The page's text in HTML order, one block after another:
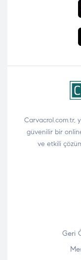
Carvacrol.com.tr,
güvenilir bir
ve etkili
Geri